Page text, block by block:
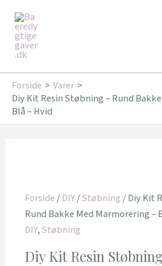
indholdet
Forside
Varer
Diy Kit Resin Støbning – Rund
Blå – Hvid
Forside/DIY/Støbning/ Diy Kit
Rund Bakke Med Marmorering –
DIY,Støbning
Diy Kit Resin